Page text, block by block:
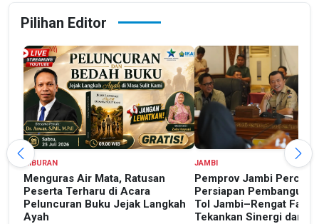
Pilihan Editor
HIBURAN
Menguras Air Mata, Ratusan
Peserta Terharu di Acara
Peluncuran Buku Jejak Langkah
Ayah
JAMBI
Pemprov Jambi
Persiapan
Tol Jambi–Rengat Fase
Tekankan Sinergi dan